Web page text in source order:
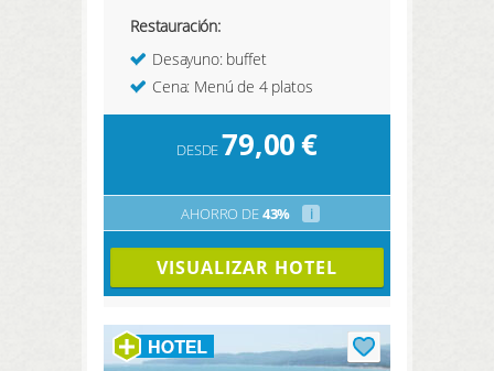
Restauración:
Desayuno: buffet
Cena: Menú de 4 platos
DESDE79,00€
AHORRO DE43% i
VISUALIZAR HOTEL